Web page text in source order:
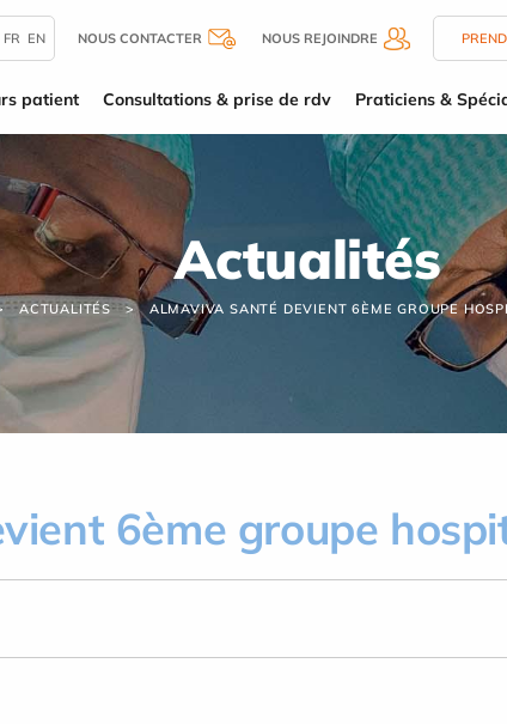
FR EN NOUS CONTACTER NOUS REJOINDRE
patient Consultations & prise de rdv Praticiens &
Actualités
ACTUALITÉS ALMAVIVA SANTÉ DEVIENT 6ÈME GROUPE
6ème groupe